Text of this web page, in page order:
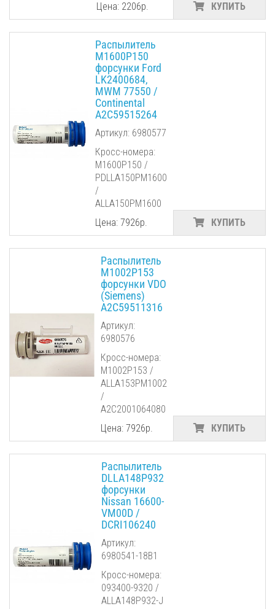
Цена: 2206р.
КУПИТЬ
Распылитель
M1600P150
форсунки Ford
LK2400684,
MWM 77550 /
Сontinental
A2C59515264
Артикул: 6980577
Кросс-номера:
M1600P150 /
PDLLA150PM1600
/
ALLA150PM1600
Цена: 7926р.
КУПИТЬ
Распылитель
M1002P153
форсунки VDO
(Siemens)
A2C59511316
Артикул:
6980576
Кросс-номера:
M1002P153 /
ALLA153PM1002
/
A2C2001064080
Цена: 7926р.
КУПИТЬ
Распылитель
DLLA148P932
форсунки
Nissan 16600-
VM00D /
DCRI106240
Артикул:
6980541-18B1
Кросс-номера:
093400-9320 /
ALLA148P932-J